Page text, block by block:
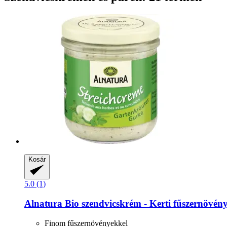
Kosár
5.0 (1)
Alnatura Bio szendvicskrém -​ Kerti
Finom fűszernövényekkel